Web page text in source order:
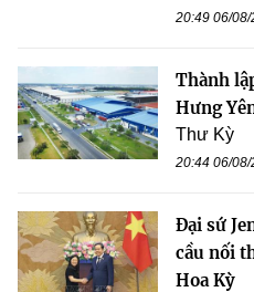
20:49 06/
Thành
Hưng
Thư Kỳ
20:44 06/
Đại sứ
cầu nối
Hoa Kỳ